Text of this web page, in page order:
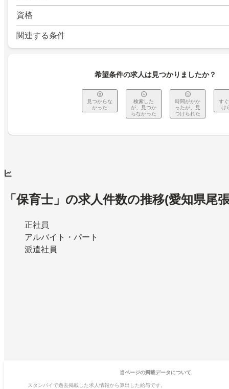
資格
関連する条件
希望条件の求人は見つかりましたか？
見つからな
かった
検索した
が、見つか
らなかった
時間がかか
ったが、見
つけられた
す
け
「保育士」の求人件数の推移(愛知県尾
正社員
アルバイト・パート
派遣社員
当ページの掲載データについて
スタンバイで過去掲載した求人情報から算出した給与です。